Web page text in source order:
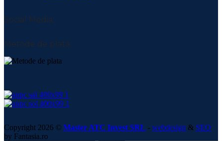
Social Media:
Metode de plată:
Copyright 2026 © Master ATC Invest SRL - webdesign & SEO
by Fantasia.ro